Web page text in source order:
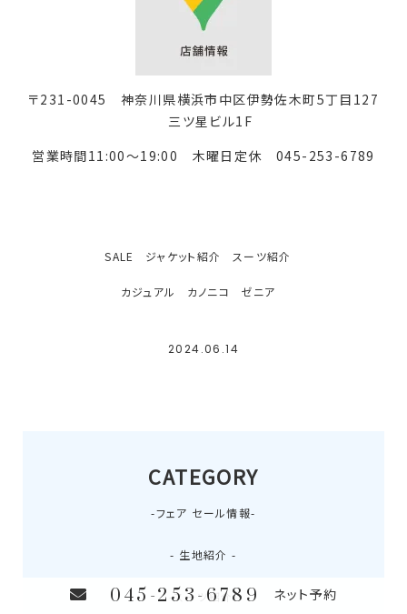
〒231-0045 神奈川県横浜市中区伊勢佐木町5丁目127
三ツ星ビル1F
営業時間11:00～19:00 木曜日定休 045-253-6789
SALE ジャケット紹介 スーツ紹介
カジュアル カノニコ ゼニア
2024.06.14
CATEGORY
-フェア セール情報-
- 生地紹介 -
-スーツ紹介-
045-253-6789 ネット予約